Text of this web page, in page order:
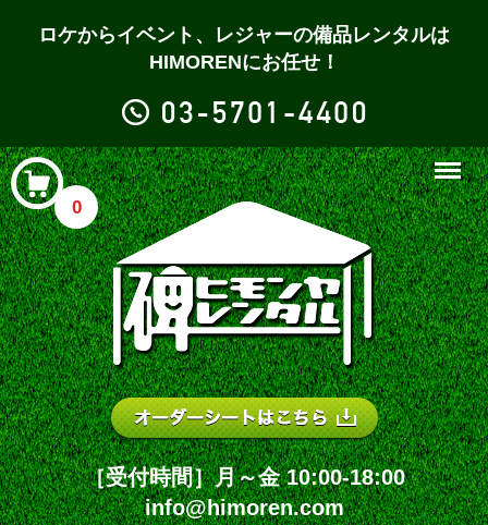
ロケからイベント、レジャーの備品レンタルは
HIMORENにお任せ！
0
［受付時間］月～金 10:00-18:00
info@himoren.com
Menu